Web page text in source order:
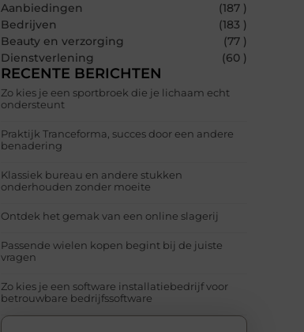
Aanbiedingen
(187 )
Bedrijven
(183 )
Beauty en verzorging
(77 )
Dienstverlening
(60 )
RECENTE BERICHTEN
Zo kies je een sportbroek die je lichaam echt
ondersteunt
Praktijk Tranceforma, succes door een andere
benadering
Klassiek bureau en andere stukken
onderhouden zonder moeite
Ontdek het gemak van een online slagerij
Passende wielen kopen begint bij de juiste
vragen
Zo kies je een software installatiebedrijf voor
betrouwbare bedrijfssoftware